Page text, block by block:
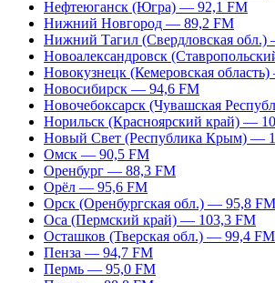
Нефтеюганск (Югра) — 92,1 FM
Нижний Новгород — 89,2 FM
Нижний Тагил (Свердловская
Новоалександровск
Новокузнецк (Кемеровская
Новосибирск — 94,6 FM
Новочебоксарск (Чувашская
Норильск (Красноярский край) —
Новый Свет (Республика Крым) —
Омск — 90,5 FM
Оренбург — 88,3 FM
Орёл — 95,6 FM
Орск (Оренбургская обл.) — 95,8 FM
Оса (Пермский край) — 103,3 FM
Осташков (Тверская обл.) — 99,4 FM
Пенза — 94,7 FM
Пермь — 95,0 FM